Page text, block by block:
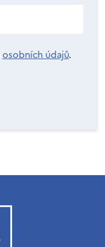
osobních údajů.